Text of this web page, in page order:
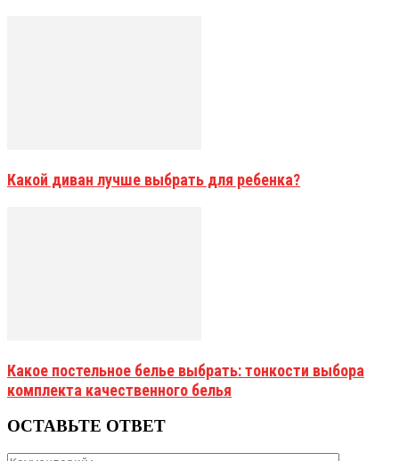
Какой диван лучше выбрать для ребенка?
Какое постельное белье выбрать: тонкости выбора
комплекта качественного белья
ОСТАВЬТЕ ОТВЕТ